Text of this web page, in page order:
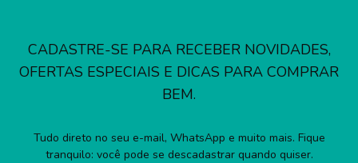
CADASTRE-SE PARA RECEBER NOVIDADES,
OFERTAS ESPECIAIS E DICAS PARA COMPRAR
BEM.
Tudo direto no seu e-mail, WhatsApp e muito mais. Fique
tranquilo: você pode se descadastrar quando quiser.